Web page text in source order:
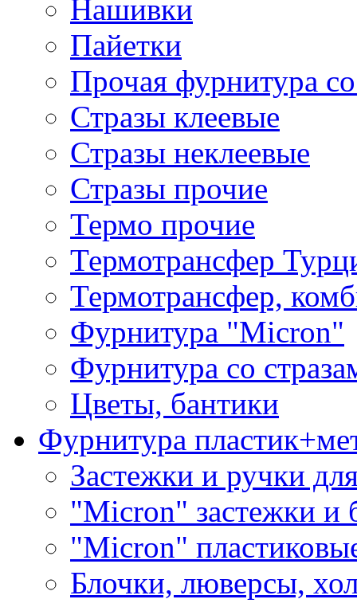
Нашивки
Пайетки
Прочая фурнитура
Стразы клеевые
Стразы неклеевые
Стразы прочие
Термо прочие
Термотрансфер
Термотрансфер,
Фурнитура "Micron"
Фурнитура со
Цветы, бантики
Фурнитура
Застежки и ручки
"Micron" застежки и
"Micron"
Блочки, люверсы,